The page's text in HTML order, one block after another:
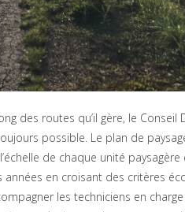
des routes qu’il gère, le
possible. Le plan de
de chaque unité
en croisant des critères
les techniciens en